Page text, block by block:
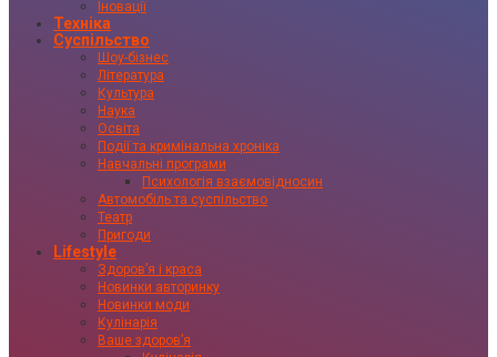
Іновації
Техніка
Суспільство
Шоу-бізнес
Література
Культура
Наука
Освіта
Події та кримінальна хроніка
Навчальні програми
Психологія взаємовідносин
Автомобіль та суспільство
Театр
Пригоди
Lifestyle
Здоровʼя і краса
Новинки авторинку
Новинки моди
Кулінарія
Ваше здоровʼя